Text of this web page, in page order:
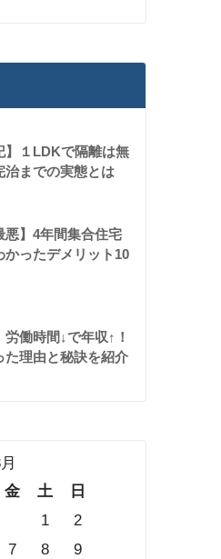
】１LDKで隔離は無
治までの実態とは
悪】4年間集合住宅
かったデメリット10
労働時間↓で年収↑！
た理由と秘訣を紹介
金 土
日
1
2
7 8
9